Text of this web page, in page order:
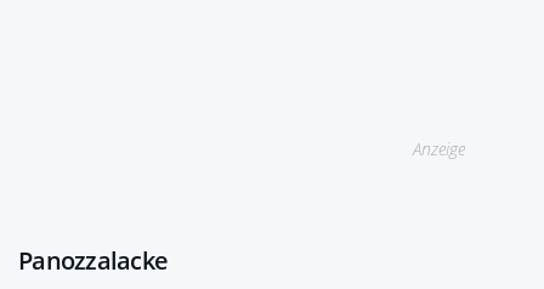
Anzeige
Panozzalacke